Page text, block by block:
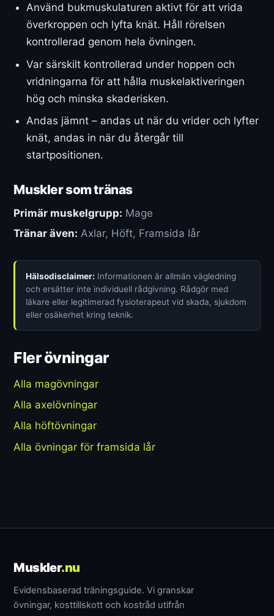
Använd bukmuskulaturen aktivt för att vrida
överkroppen och lyfta knät. Håll rörelsen
kontrollerad genom hela övningen.
Var särskilt kontrollerad under hoppen och
vridningarna för att hålla muskelaktiveringen
hög och minska skaderisken.
Andas jämnt – andas ut när du vrider och lyfter
knät, andas in när du återgår till
startpositionen.
Muskler som tränas
Primär muskelgrupp: Mage
Tränar även: Axlar, Höft, Framsida lår
Hälsodisclaimer: Informationen är allmän vägledning
och ersätter inte individuell rådgivning. Rådgör med
läkare eller legitimerad fysioterapeut vid skada, sjukdom
eller osäkerhet kring teknik.
Fler övningar
Alla magövningar
Alla axelövningar
Alla höftövningar
Alla övningar för framsida lår
Muskler.nu
Evidensbaserad träningsguide. Vi granskar
övningar, kosttillskott och kostråd utifrån